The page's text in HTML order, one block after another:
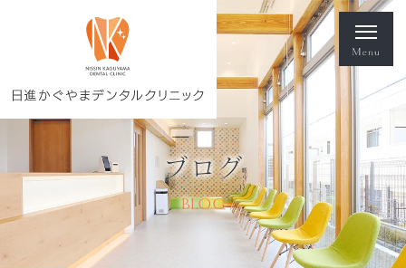
ブログ
BLOG